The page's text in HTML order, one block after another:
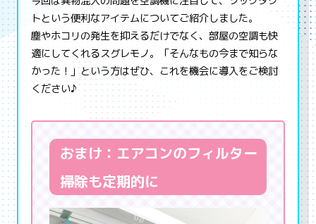
トという便利なアイテムについてご紹介しました。
塵やホコリの発生を抑えるだけでなく、部屋の空調も快
適にしてくれるスグレモノ。「そんなもの今まで知らな
かった！」という方はぜひ、これを機会に導入をご検討
ください♪
おまけ：エアコンのフィルター
掃除も定期的に